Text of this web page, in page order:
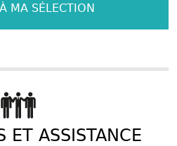
MA SÉLECTION
ET ASSISTANCE